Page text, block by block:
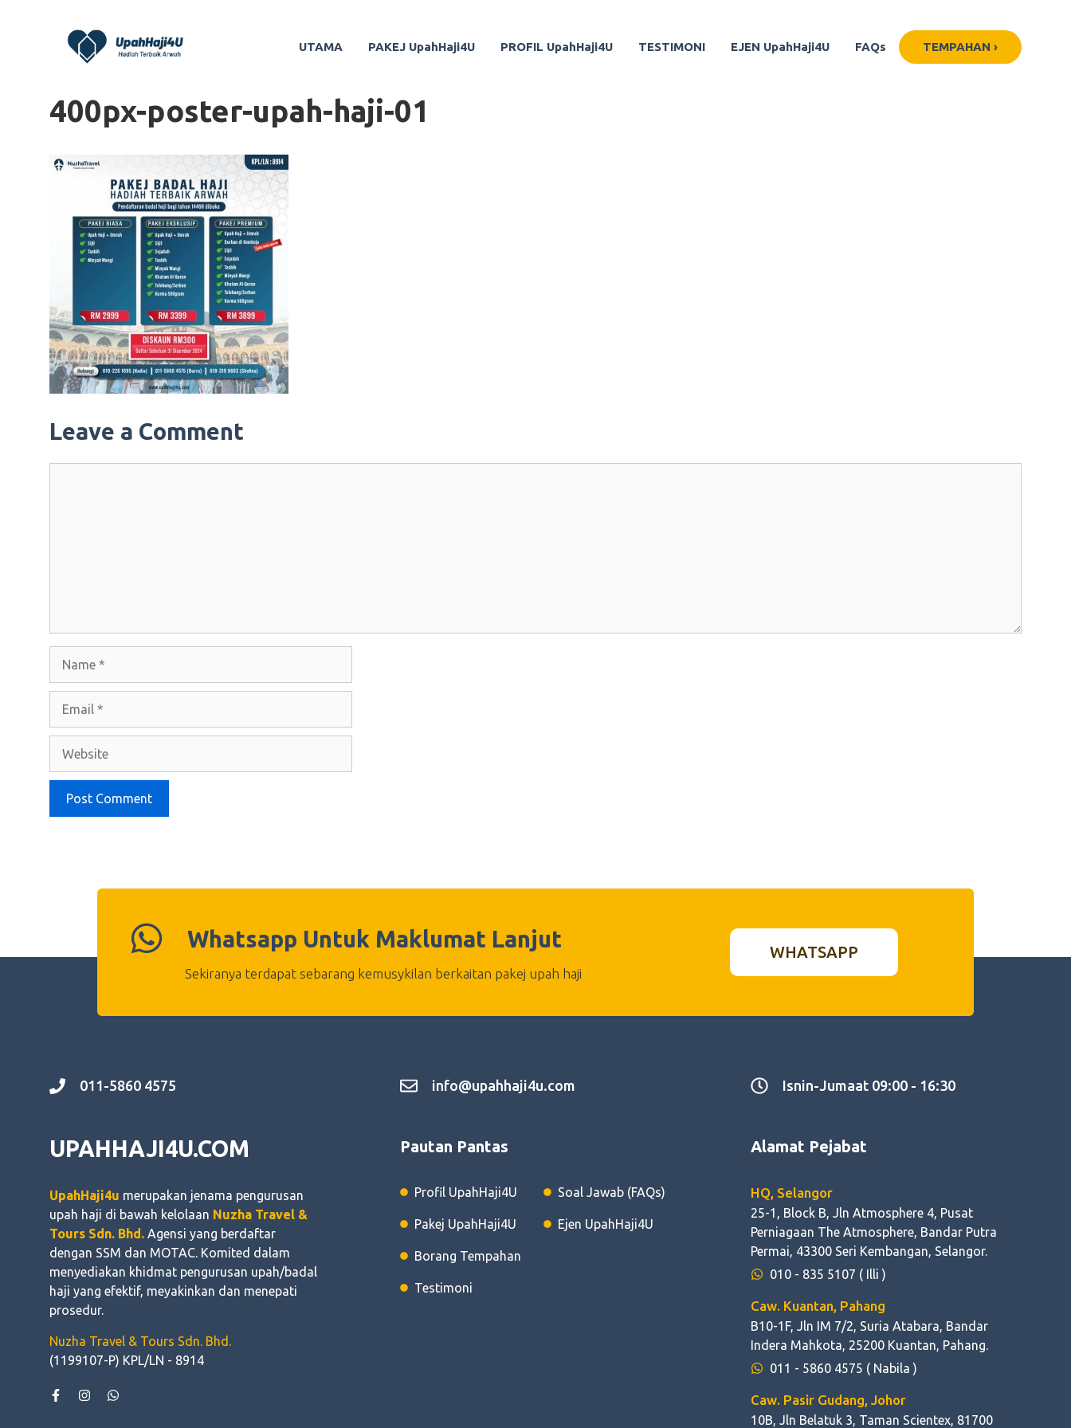
UTAMA PAKEJ UpahHaji4U PROFIL UpahHaji4U TESTIMONI EJEN UpahHaji4U FAQs TEMPAHAN ›
400px-poster-upah-haji-01
Leave a Comment
Whatsapp Untuk Maklumat Lanjut
Sekiranya terdapat sebarang kemusykilan berkaitan pakej upah haji
WHATSAPP
011-5860 4575 info@upahhaji4u.com Isnin-Jumaat 09:00 - 16:30
UPAHHAJI4U.COM
UpahHaji4u merupakan jenama pengurusan
upah haji di bawah kelolaan Nuzha Travel &
Tours Sdn. Bhd. Agensi yang berdaftar
dengan SSM dan MOTAC. Komited dalam
menyediakan khidmat pengurusan upah/badal
haji yang efektif, meyakinkan dan menepati
prosedur.
Nuzha Travel & Tours Sdn. Bhd.
(1199107-P) KPL/LN - 8914
Pautan Pantas
Profil UpahHaji4U
Pakej UpahHaji4U
Borang Tempahan
Testimoni
Soal Jawab (FAQs)
Ejen UpahHaji4U
Alamat Pejabat
HQ, Selangor
25-1, Block B, Jln Atmosphere 4, Pusat
Perniagaan The Atmosphere, Bandar Putra
Permai, 43300 Seri Kembangan, Selangor.
010 - 835 5107 ( Illi )
Caw. Kuantan, Pahang
B10-1F, Jln IM 7/2, Suria Atabara, Bandar
Indera Mahkota, 25200 Kuantan, Pahang.
011 - 5860 4575 ( Nabila )
Caw. Pasir Gudang, Johor
10B, Jln Belatuk 3, Taman Scientex, 81700